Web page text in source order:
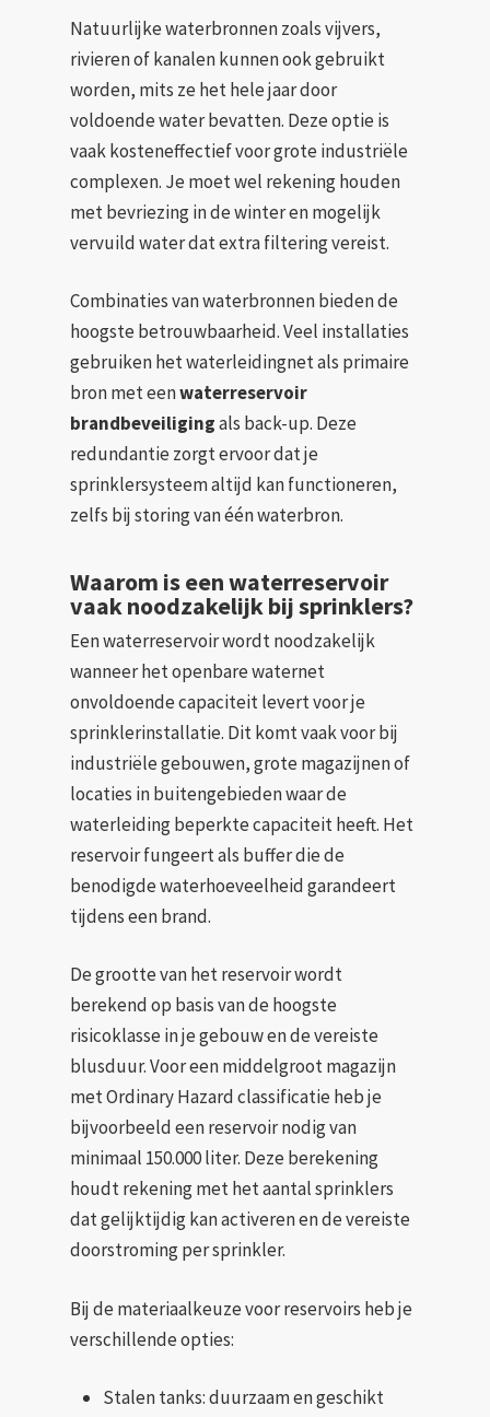
Natuurlijke waterbronnen zoals vijvers,
rivieren of kanalen kunnen ook gebruikt
worden, mits ze het hele jaar door
voldoende water bevatten. Deze optie is
vaak kosteneffectief voor grote industriële
complexen. Je moet wel rekening houden
met bevriezing in de winter en mogelijk
vervuild water dat extra filtering vereist.
Combinaties van waterbronnen bieden de
hoogste betrouwbaarheid. Veel installaties
gebruiken het waterleidingnet als primaire
bron met eenwaterreservoir
brandbeveiligingals back-up. Deze
redundantie zorgt ervoor dat je
sprinklersysteem altijd kan functioneren,
zelfs bij storing van één waterbron.
Waarom is een waterreservoir
vaak noodzakelijk bij sprinklers?
Een waterreservoir wordt noodzakelijk
wanneer het openbare waternet
onvoldoende capaciteit levert voor je
sprinklerinstallatie. Dit komt vaak voor bij
industriële gebouwen, grote magazijnen of
locaties in buitengebieden waar de
waterleiding beperkte capaciteit heeft. Het
reservoir fungeert als buffer die de
benodigde waterhoeveelheid garandeert
tijdens een brand.
De grootte van het reservoir wordt
berekend op basis van de hoogste
risicoklasse in je gebouw en de vereiste
blusduur. Voor een middelgroot magazijn
met Ordinary Hazard classificatie heb je
bijvoorbeeld een reservoir nodig van
minimaal 150.000 liter. Deze berekening
houdt rekening met het aantal sprinklers
dat gelijktijdig kan activeren en de vereiste
doorstroming per sprinkler.
Bij de materiaalkeuze voor reservoirs heb je
verschillende opties:
Stalen tanks: duurzaam en geschikt